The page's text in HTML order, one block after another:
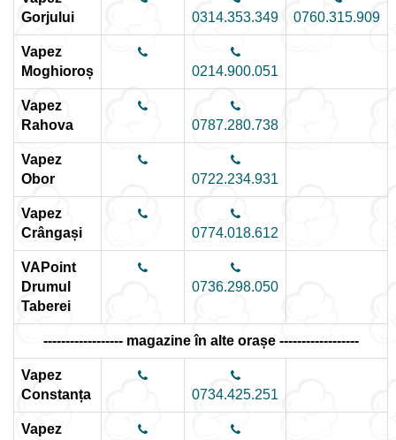
Gorjului
0314.353.349 0760.315.909
Vapez
Moghioroș
0214.900.051
Vapez
Rahova
0787.280.738
Vapez
Obor
0722.234.931
Vapez
Crângași
0774.018.612
VAPoint
Drumul
Taberei
0736.298.050
------------------ magazine în alte orașe ------------------
Vapez
Constanța
0734.425.251
Vapez